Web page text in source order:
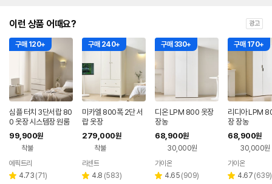
이런 상품 어때요? 광고
구매 120+
심플 터치 3단서랍 80
0 옷장 시스템장 원룸
장롱
99,900원
착불
페이
에픽트리
별 4.73 리
(71)
구매 240+
미카엘 800폭 2단 서
랍 옷장
279,000원
착불
리센트
별 4.8 리
(583)
구매 330+
디온 LPM 800 옷장
장농
68,900원
30,000원
가이온
별 4.65 리
(909)
구매 170+
리디아 LPM
장 장농
68,900원
30,000원
가이온
별 4.67 리
(639)